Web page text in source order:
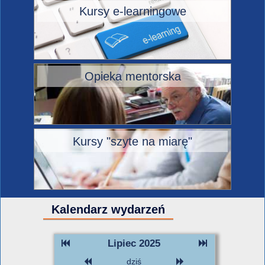
Kursy e-learningowe
Opieka mentorska
Kursy "szyte na miarę"
Kalendarz wydarzeń
Lipiec 2025
dziś